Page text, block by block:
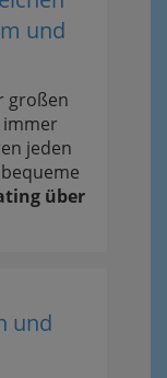
und
großen
immer
jeden
über
und